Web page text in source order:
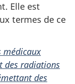
Elle est
termes de ce
médicaux
des radiations
des